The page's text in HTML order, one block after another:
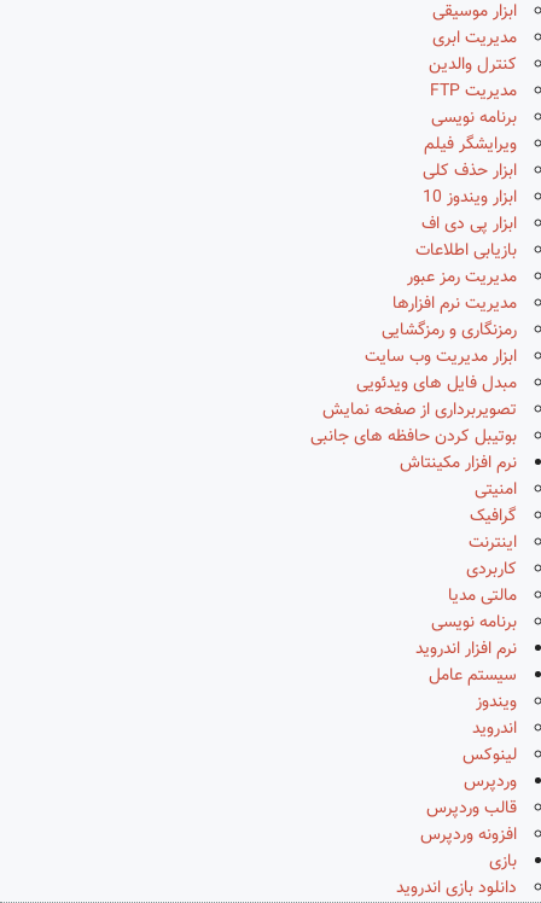
ابزار موسیقی
مدیریت ابری
کنترل والدین
مدیریت FTP
برنامه نویسی
ویرایشگر فیلم
ابزار حذف کلی
ابزار ویندوز 10
ابزار پی دی اف
بازیابی اطلاعات
مدیریت رمز عبور
مدیریت نرم افزارها
رمزنگاری و رمزگشایی
ابزار مدیریت وب سایت
مبدل فایل های ویدئویی
تصویربرداری از صفحه نمایش
بوتیبل کردن حافظه های جانبی
نرم افزار مکینتاش
امنیتی
گرافیک
اینترنت
کاربردی
مالتی مدیا
برنامه نویسی
نرم افزار اندروید
سیستم عامل
ویندوز
اندروید
لینوکس
وردپرس
قالب وردپرس
افزونه وردپرس
بازی
دانلود بازی اندروید